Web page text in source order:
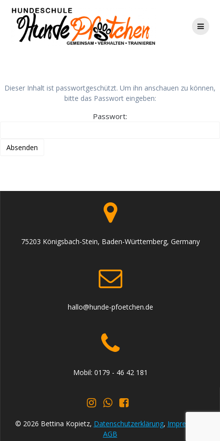
Inhalt
springen
Dieser Inhalt ist passwortgeschützt. Um ihn anschauen zu können,
bitte das Passwort eingeben:
Passwort:
75203 Königsbach-Stein, Baden-Württemberg, Germany
hallo@hunde-pfoetchen.de
Mobil: 0179 - 46 42 181
© 2026 Bettina Kopietz, Datenschutzerklärung, Impressum
AGB